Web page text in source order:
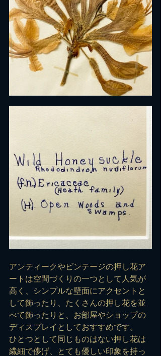
アンティークやビンテージの押し花ア
ートは空間づくりの一つとして人気が
高く、シンプルな壁面にアクセントと
して飾ったり、たくさんの押し花を並
べて飾ったりと、お部屋やショップの
ディスプレイとしておすすめです。
ひとつとして同じものはない押し花は
繊細で儚げ、とても優しい印象を持っ